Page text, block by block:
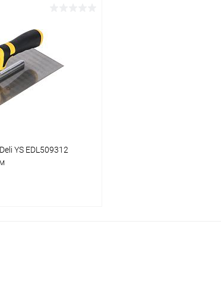
К сравнению
В наличии
YS EDL509312